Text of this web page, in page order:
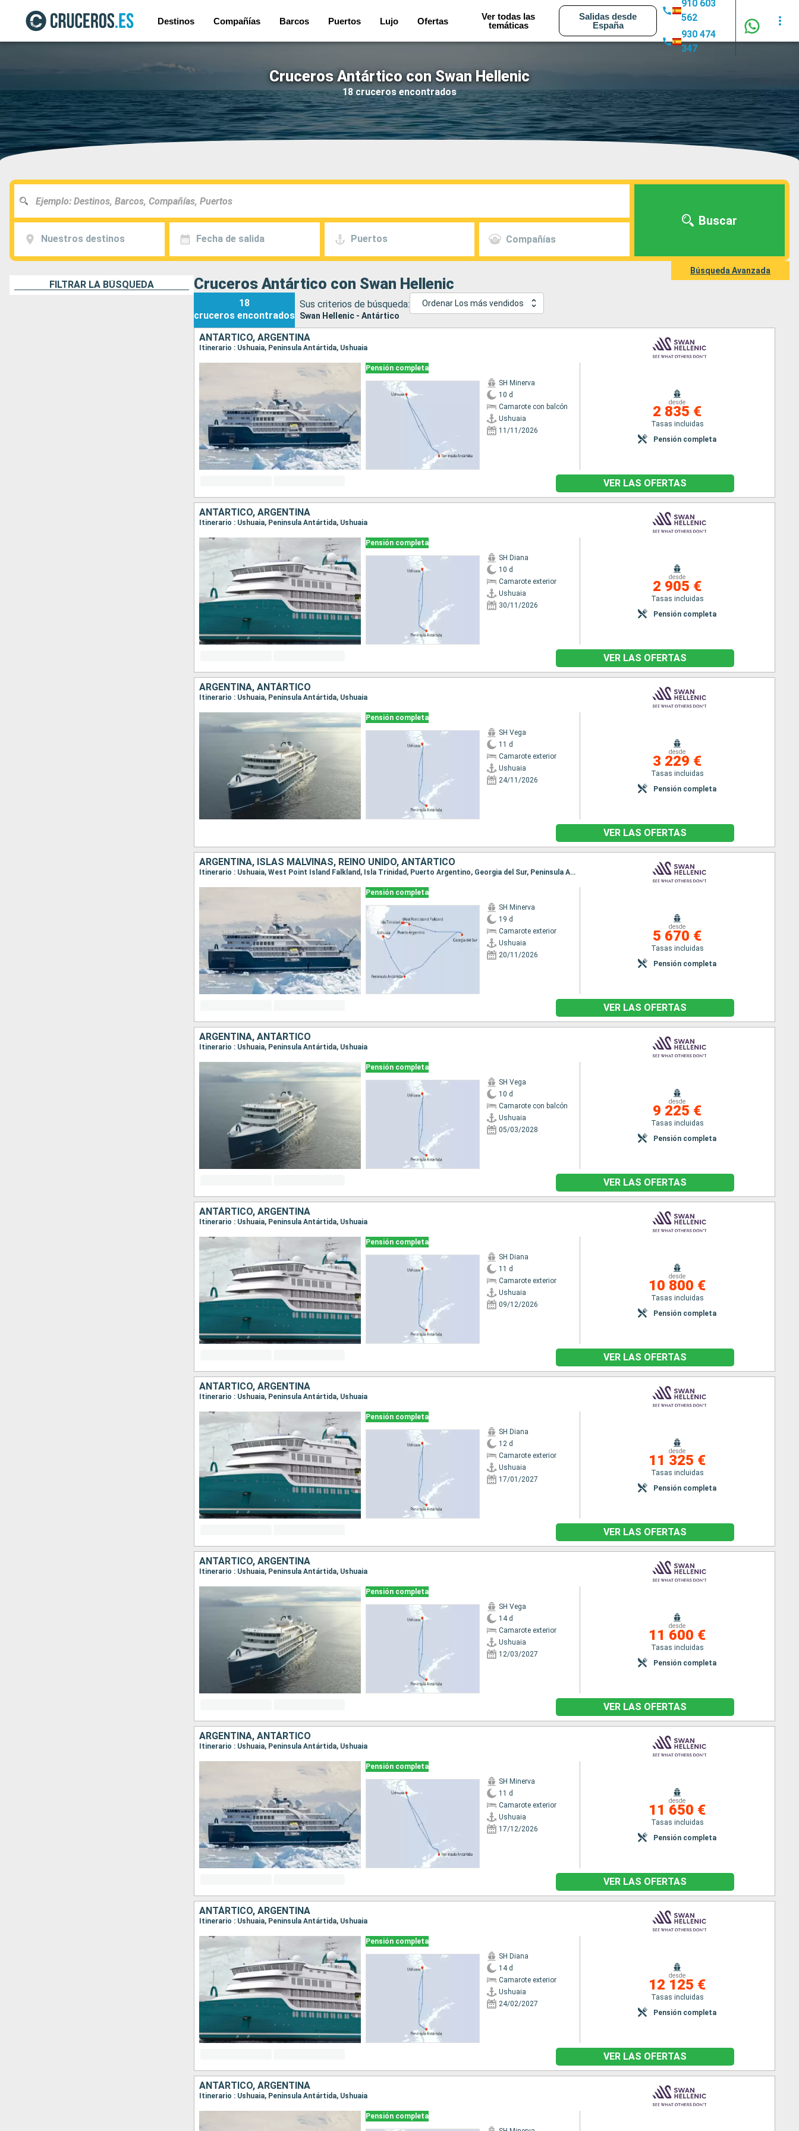
Destinos Compañías Barcos Puertos Lujo Ofertas
Ver todas las
temáticas
Salidas desde
España
910 603
562
930 474
347
Cruceros Antártico con Swan Hellenic
18 cruceros encontrados
Nuestros destinos Fecha de salida Puertos Compañías
Buscar
Búsqueda Avanzada
FILTRAR LA BÚSQUEDA Cruceros Antártico con Swan Hellenic
18
cruceros encontrados
Sus criterios de búsqueda:
Swan Hellenic - Antártico
Ordenar Los más vendidos
ANTÁRTICO, ARGENTINA
Itinerario : Ushuaia, Peninsula Antártida, Ushuaia
Pensión completa
SH Minerva
10 d
Camarote con balcón
Ushuaia
11/11/2026
desde
2 835 €
Tasas incluidas
Pensión completa
VER LAS OFERTAS
ANTÁRTICO, ARGENTINA
Itinerario : Ushuaia, Peninsula Antártida, Ushuaia
Pensión completa
SH Diana
10 d
Camarote exterior
Ushuaia
30/11/2026
desde
2 905 €
Tasas incluidas
Pensión completa
VER LAS OFERTAS
ARGENTINA, ANTÁRTICO
Itinerario : Ushuaia, Peninsula Antártida, Ushuaia
Pensión completa
SH Vega
11 d
Camarote exterior
Ushuaia
24/11/2026
desde
3 229 €
Tasas incluidas
Pensión completa
VER LAS OFERTAS
ARGENTINA, ISLAS MALVINAS, REINO UNIDO, ANTÁRTICO
Itinerario : Ushuaia, West Point Island Falkland, Isla Trinidad, Puerto Argentino, Georgia del Sur, Peninsula Antártida, Ushuaia
Pensión completa
SH Minerva
19 d
Camarote exterior
Ushuaia
20/11/2026
desde
5 670 €
Tasas incluidas
Pensión completa
VER LAS OFERTAS
ARGENTINA, ANTÁRTICO
Itinerario : Ushuaia, Peninsula Antártida, Ushuaia
Pensión completa
SH Vega
10 d
Camarote con balcón
Ushuaia
05/03/2028
desde
9 225 €
Tasas incluidas
Pensión completa
VER LAS OFERTAS
ANTÁRTICO, ARGENTINA
Itinerario : Ushuaia, Peninsula Antártida, Ushuaia
Pensión completa
SH Diana
11 d
Camarote exterior
Ushuaia
09/12/2026
desde
10 800 €
Tasas incluidas
Pensión completa
VER LAS OFERTAS
ANTÁRTICO, ARGENTINA
Itinerario : Ushuaia, Peninsula Antártida, Ushuaia
Pensión completa
SH Diana
12 d
Camarote exterior
Ushuaia
17/01/2027
desde
11 325 €
Tasas incluidas
Pensión completa
VER LAS OFERTAS
ANTÁRTICO, ARGENTINA
Itinerario : Ushuaia, Peninsula Antártida, Ushuaia
Pensión completa
SH Vega
14 d
Camarote exterior
Ushuaia
12/03/2027
desde
11 600 €
Tasas incluidas
Pensión completa
VER LAS OFERTAS
ARGENTINA, ANTÁRTICO
Itinerario : Ushuaia, Peninsula Antártida, Ushuaia
Pensión completa
SH Minerva
11 d
Camarote exterior
Ushuaia
17/12/2026
desde
11 650 €
Tasas incluidas
Pensión completa
VER LAS OFERTAS
ANTÁRTICO, ARGENTINA
Itinerario : Ushuaia, Peninsula Antártida, Ushuaia
Pensión completa
SH Diana
14 d
Camarote exterior
Ushuaia
24/02/2027
desde
12 125 €
Tasas incluidas
Pensión completa
VER LAS OFERTAS
ANTÁRTICO, ARGENTINA
Itinerario : Ushuaia, Peninsula Antártida, Ushuaia
Pensión completa